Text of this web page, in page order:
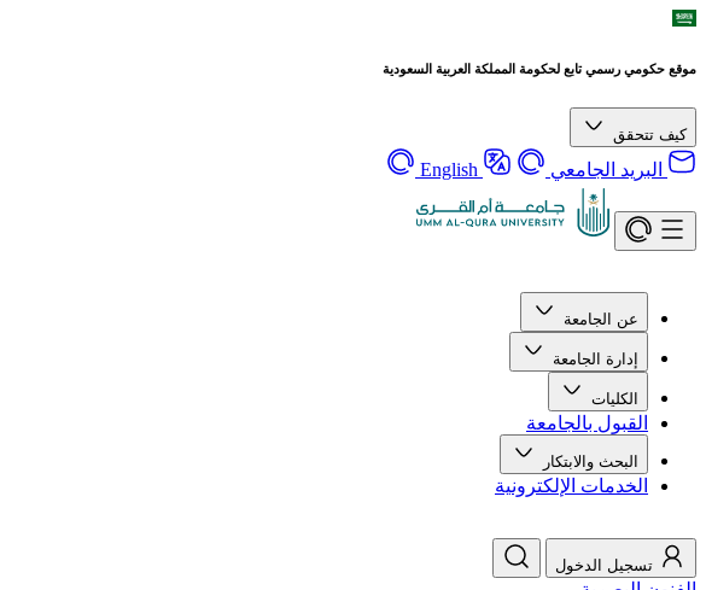
موقع حكومي رسمي تابع لحكومة المملكة العربية السعودية
كيف تتحقق
البريد الجامعي English
عن الجامعة
إدارة الجامعة
الكليات
القبول بالجامعة
البحث والابتكار
الخدمات الإلكترونية
تسجيل الدخول